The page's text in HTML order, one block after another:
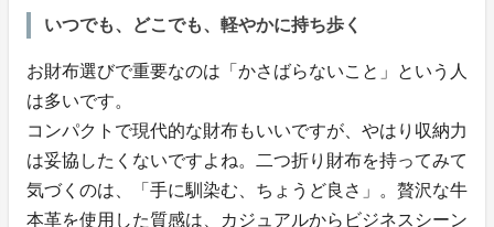
いつでも、どこでも、軽やかに持ち歩く
お財布選びで重要なのは「かさばらないこと」という人
は多いです。
コンパクトで現代的な財布もいいですが、やはり収納力
は妥協したくないですよね。二つ折り財布を持ってみて
気づくのは、「手に馴染む、ちょうど良さ」。贅沢な牛
本革を使用した質感は、カジュアルからビジネスシーン